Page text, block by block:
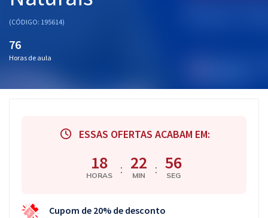
(CÓDIGO: 195614)
76
Horas de aula
ESSAS OFERTAS ACABAM EM:
18
HORAS : 22
MIN : 56
SEG
Cupom de 20% de desconto